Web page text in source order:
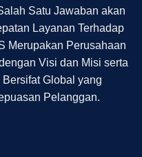
Satu Jawaban akan
Layanan Terhadap
Merupakan Perusahaan
Visi dan Misi serta
Global yang
Pelanggan.